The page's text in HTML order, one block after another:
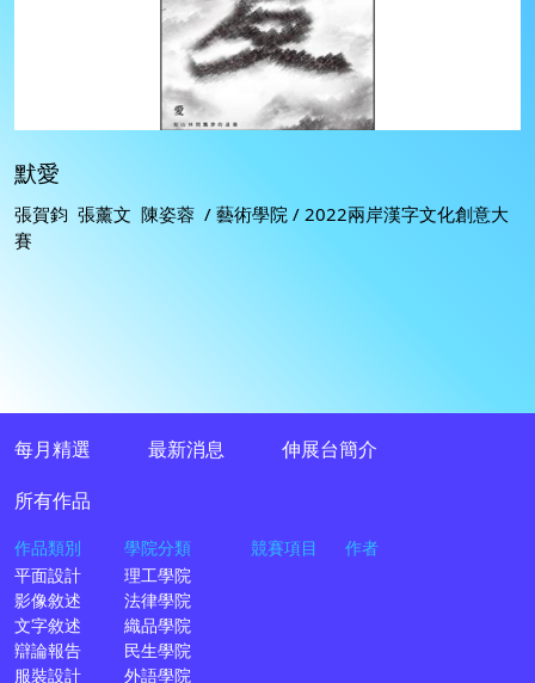
默愛
張賀鈞 張薰文 陳姿蓉 / 藝術學院 / 2022兩岸漢字文化創意大
賽
每月精選
所有作品
作品類別
平面設計
影像敘述
文字敘述
辯論報告
服裝設計
學院分類
理工學院
法律學院
織品學院
民生學院
外語學院
競賽項目 作者
最新消息 伸展台簡介